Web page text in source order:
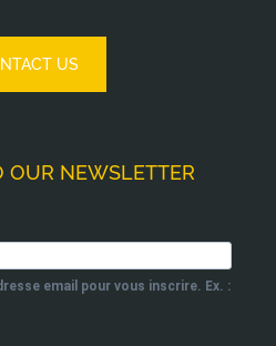
US
OUR NEWSLETTER
email pour vous inscrire. Ex. :